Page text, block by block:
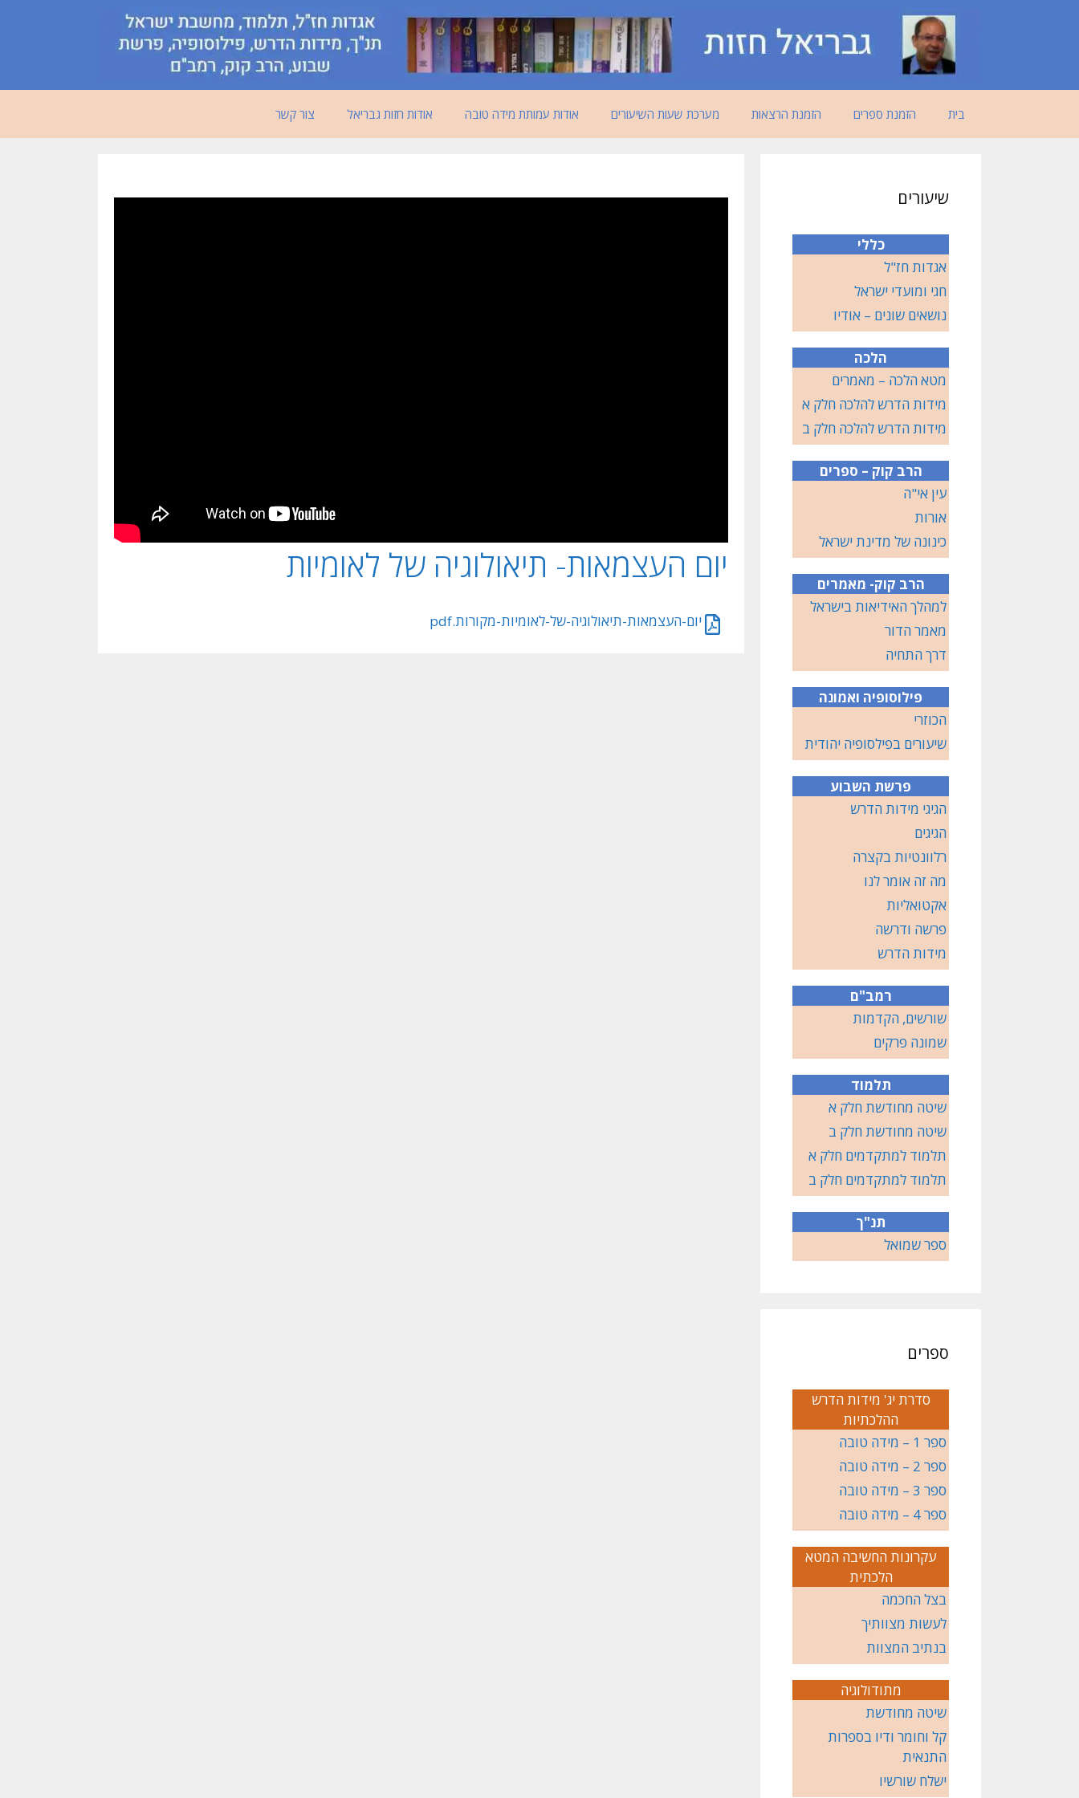
בית הזמנת ספרים הזמנת הרצאות מערכת שעות השיעורים אודות עמותת מידה טובה אודות חזות גבריאל צור קשר
יום העצמאות- תיאולוגיה של לאומיות
יום-העצמאות-תיאולוגיה-של-לאומיות-מקורות.pdf
שיעורים
כללי
אגדות חז"ל
חגי ומועדי ישראל
נושאים שונים – אודיו
הלכה
מטא הלכה – מאמרים
מידות הדרש להלכה חלק א
מידות הדרש להלכה חלק ב
הרב קוק – ספרים
עין אי"ה
אורות
כינונה של מדינת ישראל
הרב קוק- מאמרים
למהלך האידיאות בישראל
מאמר הדור
דרך התחיה
פילוסופיה ואמונה
הכוזרי
שיעורים בפילסופיה יהודית
פרשת השבוע
הגיגי מידות הדרש
הגיגים
רלוונטיות בקצרה
מה זה אומר לנו
אקטואליות
פרשה ודרשה
מידות הדרש
רמב"ם
שורשים, הקדמות
שמונה פרקים
תלמוד
שיטה מחודשת חלק א
שיטה מחודשת חלק ב
תלמוד למתקדמים חלק א
תלמוד למתקדמים חלק ב
תנ"ך
ספר שמואל
ספרים
סדרת יג' מידות הדרש
ההלכתיות
ספר 1 – מידה טובה
ספר 2 – מידה טובה
ספר 3 – מידה טובה
ספר 4 – מידה טובה
עקרונות החשיבה המטא
הלכתית
בצל החכמה
לעשות מצוותיך
בנתיב המצוות
מתודולוגיה
שיטה מחודשת
קל וחומר ודיו בספרות
התנאית
ישלח שורשיו